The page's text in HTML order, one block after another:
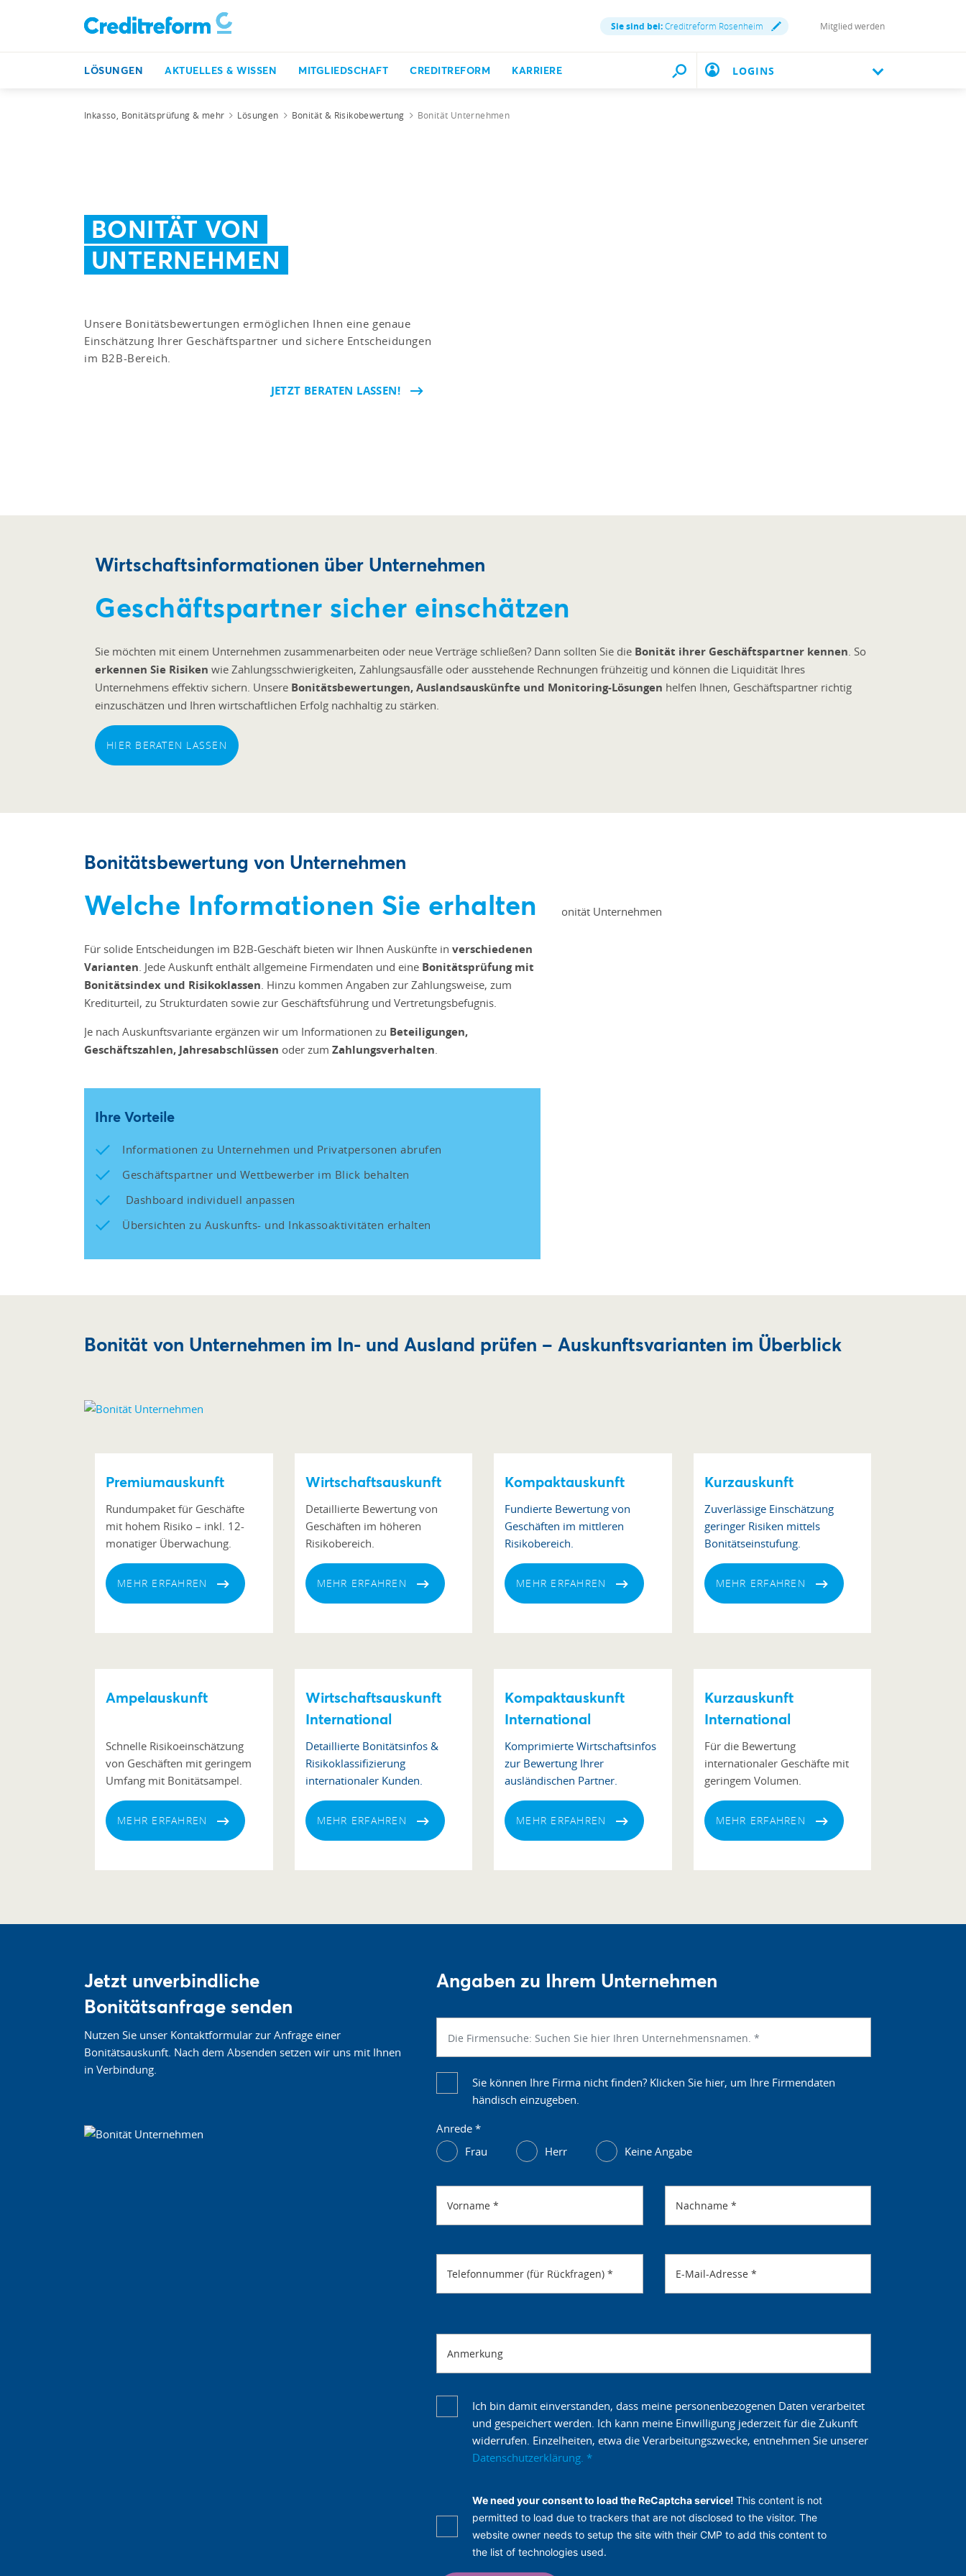
Sie sind bei:Creditreform Rosenheim Mitglied werden
LÖSUNGEN AKTUELLES & WISSEN MITGLIEDSCHAFT CREDITREFORM KARRIERE LOGINS
Inkasso, Bonitätsprüfung & mehr Lösungen Bonität & Risikobewertung Bonität Unternehmen
BONITÄT VON
UNTERNEHMEN
Unsere Bonitätsbewertungen ermöglichen Ihnen eine genaue
Einschätzung Ihrer Geschäftspartner und sichere Entscheidungen
im B2B-Bereich.
JETZT BERATEN LASSEN!
Wirtschaftsinformationen über Unternehmen
Geschäftspartner sicher einschätzen
Sie möchten mit einem Unternehmen zusammenarbeiten oder neue Verträge schließen? Dann sollten Sie die Bonität ihrer Geschäftspartner kennen. So
erkennen Sie Risiken wie Zahlungsschwierigkeiten, Zahlungsausfälle oder ausstehende Rechnungen frühzeitig und können die Liquidität Ihres
Unternehmens effektiv sichern. Unsere Bonitätsbewertungen, Auslandsauskünfte und Monitoring-Lösungen helfen Ihnen, Geschäftspartner richtig
einzuschätzen und Ihren wirtschaftlichen Erfolg nachhaltig zu stärken.
HIER BERATEN LASSEN
Bonitätsbewertung von Unternehmen
Welche Informationen Sie erhalten
Für solide Entscheidungen im B2B-Geschäft bieten wir Ihnen Auskünfte in verschiedenen
Varianten. Jede Auskunft enthält allgemeine Firmendaten und eine Bonitätsprüfung mit
Bonitätsindex und Risikoklassen. Hinzu kommen Angaben zur Zahlungsweise, zum
Krediturteil, zu Strukturdaten sowie zur Geschäftsführung und Vertretungsbefugnis.
Je nach Auskunftsvariante ergänzen wir um Informationen zu Beteiligungen,
Geschäftszahlen, Jahresabschlüssen oder zum Zahlungsverhalten.
Ihre Vorteile
Informationen zu Unternehmen und Privatpersonen abrufen
Geschäftspartner und Wettbewerber im Blick behalten
Dashboard individuell anpassen
Übersichten zu Auskunfts- und Inkassoaktivitäten erhalten
Bonität von Unternehmen im In- und Ausland prüfen – Auskunftsvarianten im Überblick
Premiumauskunft
Rundumpaket für Geschäfte
mit hohem Risiko – inkl. 12-
monatiger Überwachung.
MEHR ERFAHREN
Wirtschaftsauskunft
Detaillierte Bewertung von
Geschäften im höheren
Risikobereich.
MEHR ERFAHREN
Kompaktauskunft
Fundierte Bewertung von
Geschäften im mittleren
Risikobereich.
MEHR ERFAHREN
Kurzauskunft
Zuverlässige Einschätzung
geringer Risiken mittels
Bonitätseinstufung.
MEHR ERFAHREN
Ampelauskunft
Schnelle Risikoeinschätzung
von Geschäften mit geringem
Umfang mit Bonitätsampel.
MEHR ERFAHREN
Wirtschaftsauskunft
International
Detaillierte Bonitätsinfos &
Risikoklassifizierung
internationaler Kunden.
MEHR ERFAHREN
Kompaktauskunft
International
Komprimierte Wirtschaftsinfos
zur Bewertung Ihrer
ausländischen Partner.
MEHR ERFAHREN
Kurzauskunft
International
Für die Bewertung
internationaler Geschäfte mit
geringem Volumen.
MEHR ERFAHREN
Jetzt unverbindliche
Bonitätsanfrage senden
Nutzen Sie unser Kontaktformular zur Anfrage einer
Bonitätsauskunft. Nach dem Absenden setzen wir uns mit Ihnen
in Verbindung.
Angaben zu Ihrem Unternehmen
Sie können Ihre Firma nicht finden? Klicken Sie hier, um Ihre Firmendaten
händisch einzugeben.
Anrede *
Frau
Herr Keine Angabe
Vorname * Nachname *
Telefonnummer (für Rückfragen) * E-Mail-Adresse *
Anmerkung
Ich bin damit einverstanden, dass meine personenbezogenen Daten verarbeitet
und gespeichert werden. Ich kann meine Einwilligung jederzeit für die Zukunft
widerrufen. Einzelheiten, etwa die Verarbeitungszwecke, entnehmen Sie unserer
Datenschutzerklärung. *
We need your consent to load the ReCaptcha service! This content is not
permitted to load due to trackers that are not disclosed to the visitor. The
website owner needs to setup the site with their CMP to add this content to
the list of technologies used.